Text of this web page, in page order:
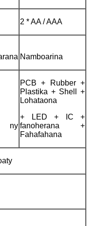
2 * AA / AAA
Namboarina
ny
PCB + Rubber +
Plastika + Shell +
Lohataona
+ LED + IC +
fanoherana +
Fahafahana